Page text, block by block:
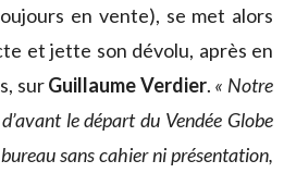
en vente), se met alors
et jette son dévolu, après en
surGuillaume Verdier. « Notre
le départ du Vendée Globe
sans cahier ni présentation,